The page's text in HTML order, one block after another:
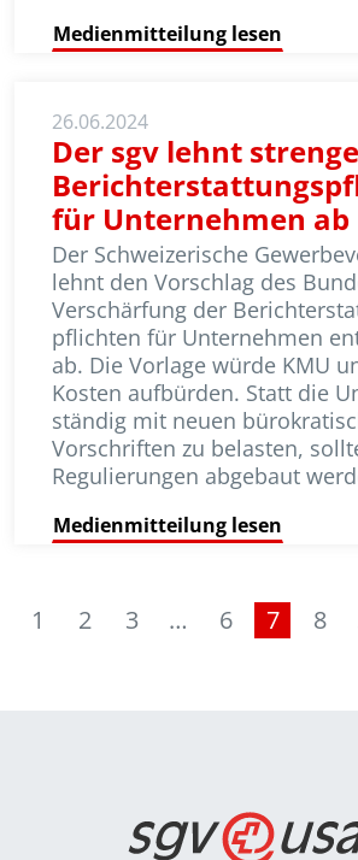
Medienmitteilung lesen
26.06.2024
Der sgv lehnt
für Unternehmen ab
Der Schweizerische
lehnt den Vorschlag des
Verschärfung der
pflichten für Unternehmen
ab. Die Vorlage würde KMU
Kosten aufbürden. Statt die
ständig mit neuen
Vorschriften zu belasten,
Regu­lie­rungen abgebaut
Medienmitteilung lesen
1 2 3 … 6 7 8